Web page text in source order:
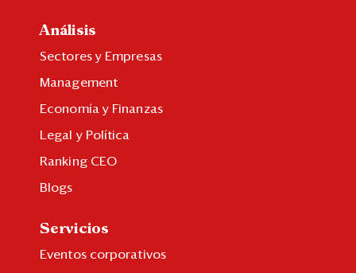
Análisis
Sectores y Empresas
Management
Economía y Finanzas
Legal y Política
Ranking CEO
Blogs
Servicios
Eventos corporativos